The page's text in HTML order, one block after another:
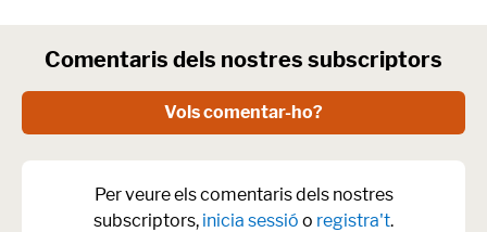
Comentaris dels nostres subscriptors
Vols comentar-ho?
Per veure els comentaris dels nostres
subscriptors, inicia sessió o registra't.